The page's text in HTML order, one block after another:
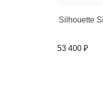
Silhouette
53 400 ₽